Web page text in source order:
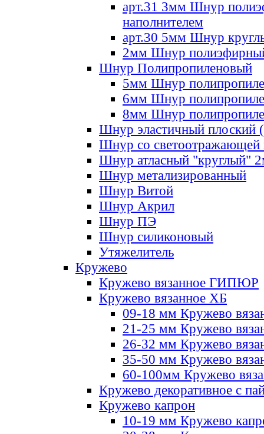
арт.31 3мм Шнур
наполнителем
арт.30 5мм Шнур
2мм Шнур
Шнур Полипропиленовый
5мм Шнур
6мм Шнур
8мм Шнур
Шнур эластичный плоский
Шнур со светоотражающей
Шнур атласный "круглый"
Шнур метализированный
Шнур Витой
Шнур Акрил
Шнур ПЭ
Шнур силиконовый
Утяжелитель
Кружево
Кружево вязанное ГИПЮР
Кружево вязанное ХБ
09-18 мм Кружево
21-25 мм Кружево
26-32 мм Кружево
35-50 мм Кружево
60-100мм Кружево
Кружево декоративное с
Кружево капрон
10-19 мм Кружево